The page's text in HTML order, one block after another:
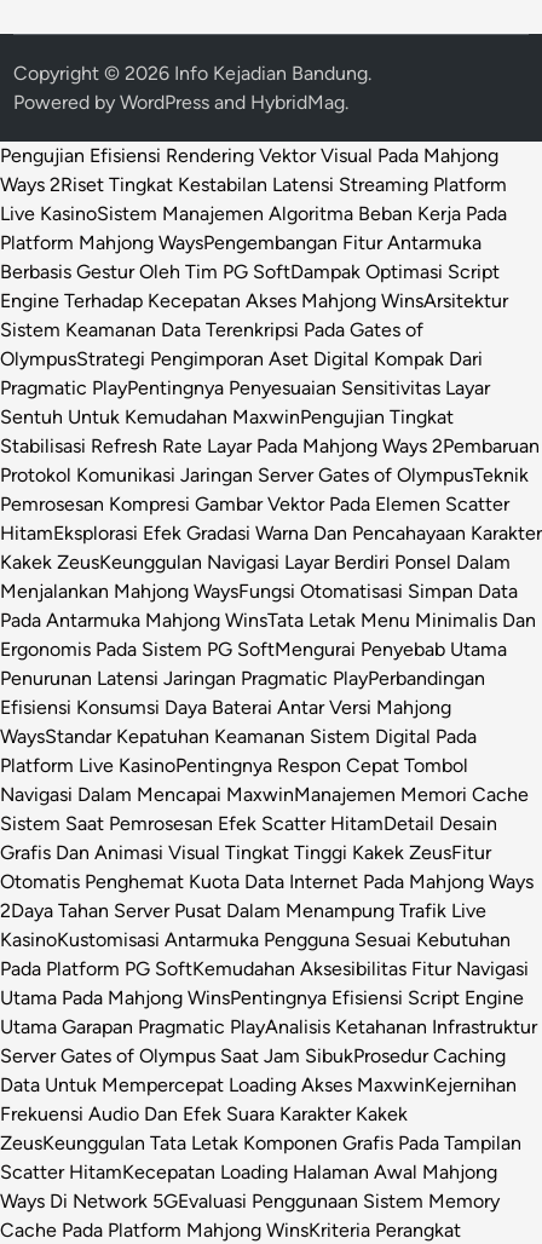
Copyright © 2026 Info Kejadian Bandung.
Powered byWordPress and HybridMag.
Pengujian Efisiensi Rendering Vektor Visual Pada Mahjong
Ways 2Riset Tingkat Kestabilan Latensi Streaming Platform
Live KasinoSistem Manajemen Algoritma Beban Kerja Pada
Platform Mahjong WaysPengembangan Fitur Antarmuka
Berbasis Gestur Oleh Tim PG SoftDampak Optimasi Script
Engine Terhadap Kecepatan Akses Mahjong WinsArsitektur
Sistem Keamanan Data Terenkripsi Pada Gates of
OlympusStrategi Pengimporan Aset Digital Kompak Dari
Pragmatic PlayPentingnya Penyesuaian Sensitivitas Layar
Sentuh Untuk Kemudahan MaxwinPengujian Tingkat
Stabilisasi Refresh Rate Layar Pada Mahjong Ways 2Pembaruan
Protokol Komunikasi Jaringan Server Gates of OlympusTeknik
Pemrosesan Kompresi Gambar Vektor Pada Elemen Scatter
HitamEksplorasi Efek Gradasi Warna Dan Pencahayaan Karakter
Kakek ZeusKeunggulan Navigasi Layar Berdiri Ponsel Dalam
Menjalankan Mahjong WaysFungsi Otomatisasi Simpan Data
Pada Antarmuka Mahjong WinsTata Letak Menu Minimalis Dan
Ergonomis Pada Sistem PG SoftMengurai Penyebab Utama
Penurunan Latensi Jaringan Pragmatic PlayPerbandingan
Efisiensi Konsumsi Daya Baterai Antar Versi Mahjong
WaysStandar Kepatuhan Keamanan Sistem Digital Pada
Platform Live KasinoPentingnya Respon Cepat Tombol
Navigasi Dalam Mencapai MaxwinManajemen Memori Cache
Sistem Saat Pemrosesan Efek Scatter HitamDetail Desain
Grafis Dan Animasi Visual Tingkat Tinggi Kakek ZeusFitur
Otomatis Penghemat Kuota Data Internet Pada Mahjong Ways
2Daya Tahan Server Pusat Dalam Menampung Trafik Live
KasinoKustomisasi Antarmuka Pengguna Sesuai Kebutuhan
Pada Platform PG SoftKemudahan Aksesibilitas Fitur Navigasi
Utama Pada Mahjong WinsPentingnya Efisiensi Script Engine
Utama Garapan Pragmatic PlayAnalisis Ketahanan Infrastruktur
Server Gates of Olympus Saat Jam SibukProsedur Caching
Data Untuk Mempercepat Loading Akses MaxwinKejernihan
Frekuensi Audio Dan Efek Suara Karakter Kakek
ZeusKeunggulan Tata Letak Komponen Grafis Pada Tampilan
Scatter HitamKecepatan Loading Halaman Awal Mahjong
Ways Di Network 5GEvaluasi Penggunaan Sistem Memory
Cache Pada Platform Mahjong WinsKriteria Perangkat